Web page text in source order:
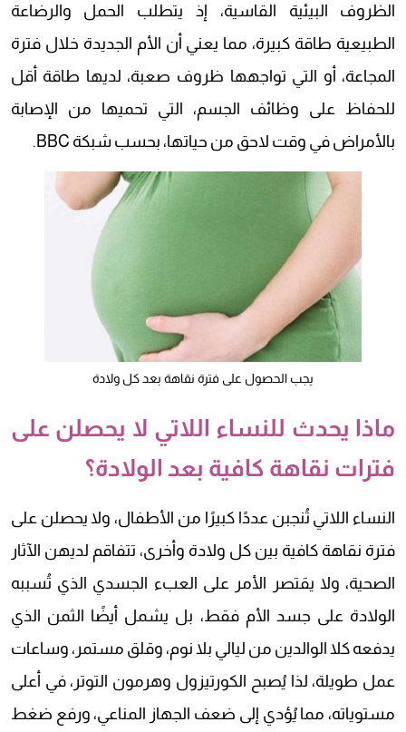
الظروف البيئية القاسية، إذ يتطلب الحمل والرضاعة
الطبيعية طاقة كبيرة، مما يعني أن الأم الجديدة خلال فترة
المجاعة، أو التي تواجهها ظروف صعبة، لديها طاقة أقل
للحفاظ على وظائف الجسم، التي تحميها من الإصابة
بالأمراض في وقت لاحق من حياتها، بحسب شبكة BBC.
يجب الحصول على فترة نقاهة بعد كل ولادة
ماذا يحدث للنساء اللاتي لا يحصلن على
فترات نقاهة كافية بعد الولادة؟
النساء اللاتي تُنجبن عددًا كبيرًا من الأطفال، ولا يحصلن على
فترة نقاهة كافية بين كل ولادة وأخرى، تتفاقم لديهن الآثار
الصحية، ولا يقتصر الأمر على العبء الجسدي الذي تُسببه
الولادة على جسد الأم فقط، بل يشمل أيضًا الثمن الذي
يدفعه كلا الوالدين من ليالي بلا نوم، وقلق مستمر، وساعات
عمل طويلة، لذا يُصبح الكورتيزول وهرمون التوتر، في أعلى
مستوياته، مما يُؤدي إلى ضعف الجهاز المناعي، ورفع ضغط